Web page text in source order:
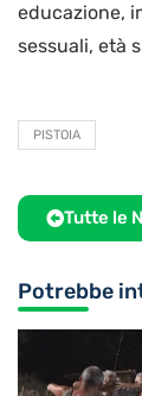
educazione,
sessuali, età
PISTOIA
Tutte le
Potrebbe